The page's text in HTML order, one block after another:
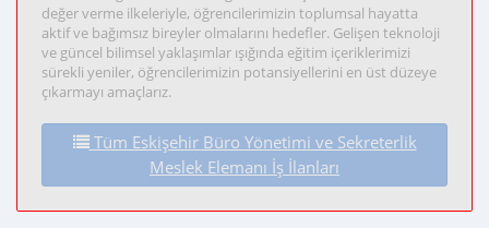
değer verme ilkeleriyle, öğrencilerimizin toplumsal hayatta
aktif ve bağımsız bireyler olmalarını hedefler. Gelişen teknoloji
ve güncel bilimsel yaklaşımlar ışığında eğitim içeriklerimizi
sürekli yeniler, öğrencilerimizin potansiyellerini en üst düzeye
çıkarmayı amaçlarız.
Tüm Eskişehir Büro Yönetimi ve Sekreterlik
Meslek Elemanı İş İlanları